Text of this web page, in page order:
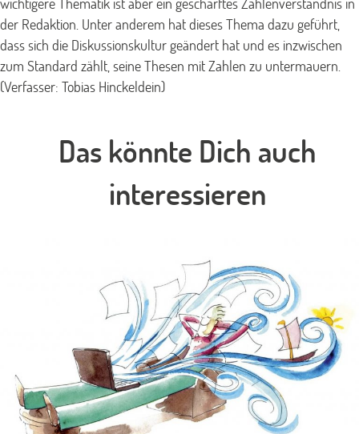
der Redaktion. Unter anderem hat dieses Thema dazu geführt,
dass sich die Diskussionskultur geändert hat und es inzwischen
zum Standard zählt, seine Thesen mit Zahlen zu untermauern.
(Verfasser: Tobias Hinckeldein)
Das könnte Dich auch
interessieren